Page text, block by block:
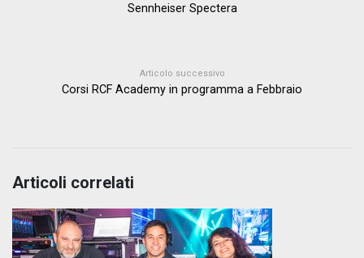
Sennheiser Spectera
Articolo successivo
Corsi RCF Academy in programma a Febbraio
Articoli correlati